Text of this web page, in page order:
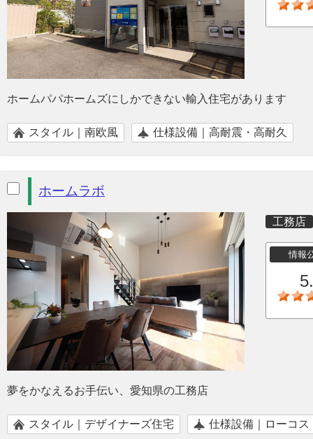
ホームパパホームズにしかできない輸入住宅があります
スタイル｜南欧風 仕様設備｜高耐震・高耐久
ホームラボ
工務店
情報
夢をかなえるお手伝い、愛知県の工務店
スタイル｜デザイナーズ住宅 仕様設備｜ローコス